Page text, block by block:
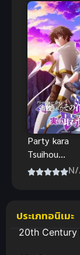
น้อยเวทย์มน
พริสม่า-อิลิยา
มูฟวี่ ซับไทย
Party kara
Tsuihou
sareta Sono
Tsuki ฮีลเลอร์
ที่ถูกเตะออก
ประเภทอนิเมะ
20th Century